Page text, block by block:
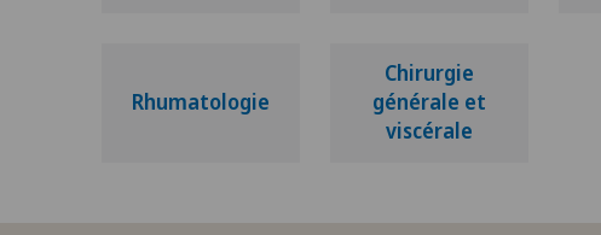
Rhumatologie
Chirurgie
générale et
viscérale